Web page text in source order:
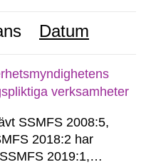
Datum
verksamheter
SSMFS 2008:5,
2018:2 har
2019:1,